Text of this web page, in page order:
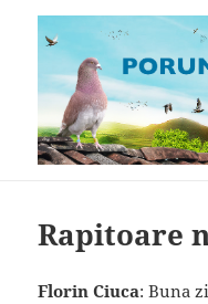
Rapitoare
Florin Ciuca: Buna